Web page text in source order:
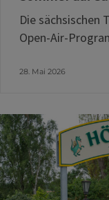
Die sächsischen
Open-Air-
28. Mai 2026